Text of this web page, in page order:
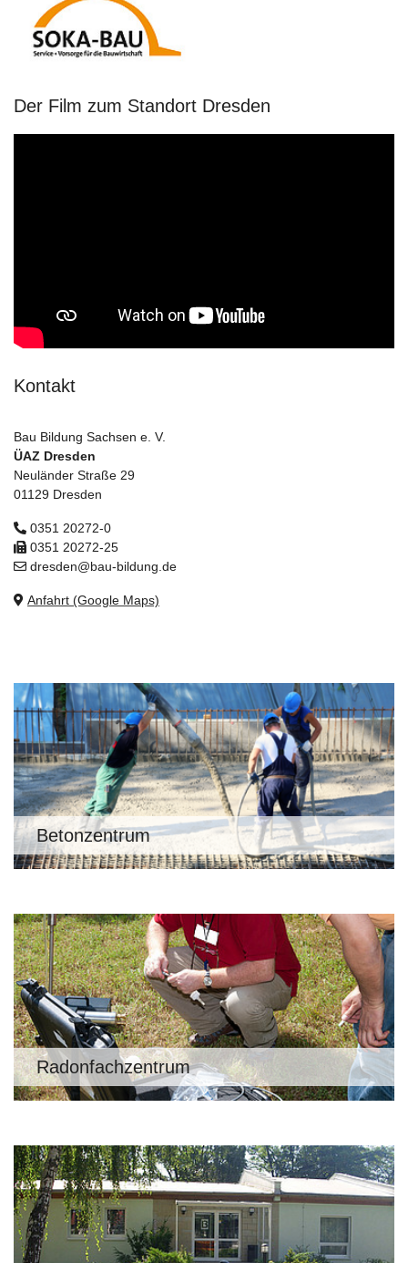
Der Film zum Standort Dresden
Kontakt
Bau Bildung Sachsen e. V.
ÜAZ Dresden
Neuländer Straße 29
01129 Dresden
0351 20272-0
0351 20272-25
dresden@bau-bildung.de
Anfahrt (Google Maps)
Betonzentrum
Radonfachzentrum